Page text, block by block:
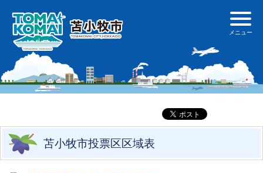
苫小牧市投票区区域表